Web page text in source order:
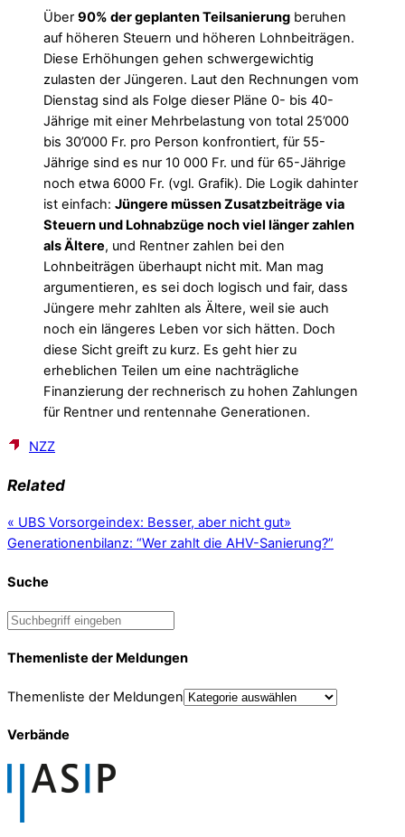
Über 90% der geplanten Teilsanierung beruhen
auf höheren Steuern und höheren Lohnbeiträgen.
Diese Erhöhungen gehen schwergewichtig
zulasten der Jüngeren. Laut den Rechnungen vom
Dienstag sind als Folge dieser Pläne 0- bis 40-
Jährige mit einer Mehrbelastung von total 25’000
bis 30’000 Fr. pro Person konfrontiert, für 55-
Jährige sind es nur 10 000 Fr. und für 65-Jährige
noch etwa 6000 Fr. (vgl. Grafik). Die Logik dahinter
ist einfach: Jüngere müssen Zusatzbeiträge via
Steuern und Lohnabzüge noch viel länger zahlen
als Ältere, und Rentner zahlen bei den
Lohnbeiträgen überhaupt nicht mit. Man mag
argumentieren, es sei doch logisch und fair, dass
Jüngere mehr zahlten als Ältere, weil sie auch
noch ein längeres Leben vor sich hätten. Doch
diese Sicht greift zu kurz. Es geht hier zu
erheblichen Teilen um eine nachträgliche
Finanzierung der rechnerisch zu hohen Zahlungen
für Rentner und rentennahe Generationen.
NZZ
Related
« UBS Vorsorgeindex: Besser, aber nicht gut»
Generationenbilanz: “Wer zahlt die AHV-Sanierung?”
Suche
Themenliste der Meldungen
Themenliste der Meldungen
Verbände